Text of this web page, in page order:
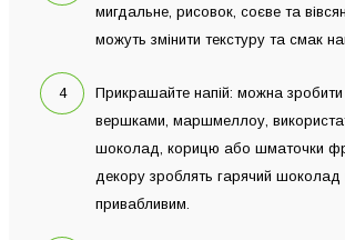
мигдальне, рисовок, соєве та
можуть змінити текстуру та смак
Прикрашайте напій: можна
вершками, маршмеллоу,
шоколад, корицю або шматочки
декору зроблять гарячий
привабливим.